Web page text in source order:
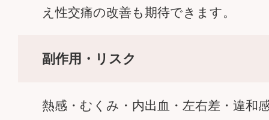
え性交痛の改善も期待できます。
副作用・リスク
熱感・むくみ・内出血・左右差・違和